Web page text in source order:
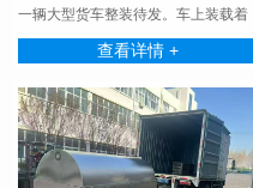
一辆大型货车整装待发。车上装载着
公司为河南某大型···
查看详情 +